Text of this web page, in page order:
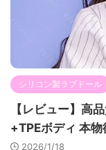
シリコン製ラブドール
【レビュー】高
+TPEボディ 本
2026/1/18